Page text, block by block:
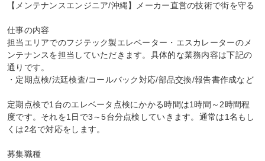
【メンテナンスエンジニア/沖縄】メーカー直営の技術で街を守る
仕事の内容
担当エリアでのフジテック製エレベーター・エスカレーターのメ
ンテナンスを担当していただきます。具体的な業務内容は下記の
通りです。
・定期点検/法廷検査/コールバック対応/部品交換/報告書作成など
定期点検で1台のエレベータ点検にかかる時間は1時間～2時間程
度です。それを1日で3～5台分点検していきます。通常は1名もし
くは2名で対応をします。
募集職種